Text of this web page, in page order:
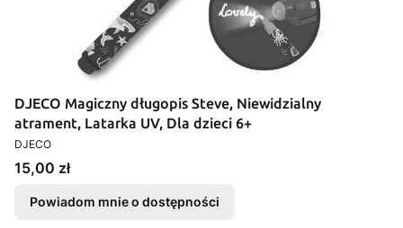
DJECO Magiczny długopis Steve, Niewidzialny
atrament, Latarka UV, Dla dzieci 6+
PRODUCENT
DJECO
Cena
15,00 zł
Powiadom mnie o dostępności